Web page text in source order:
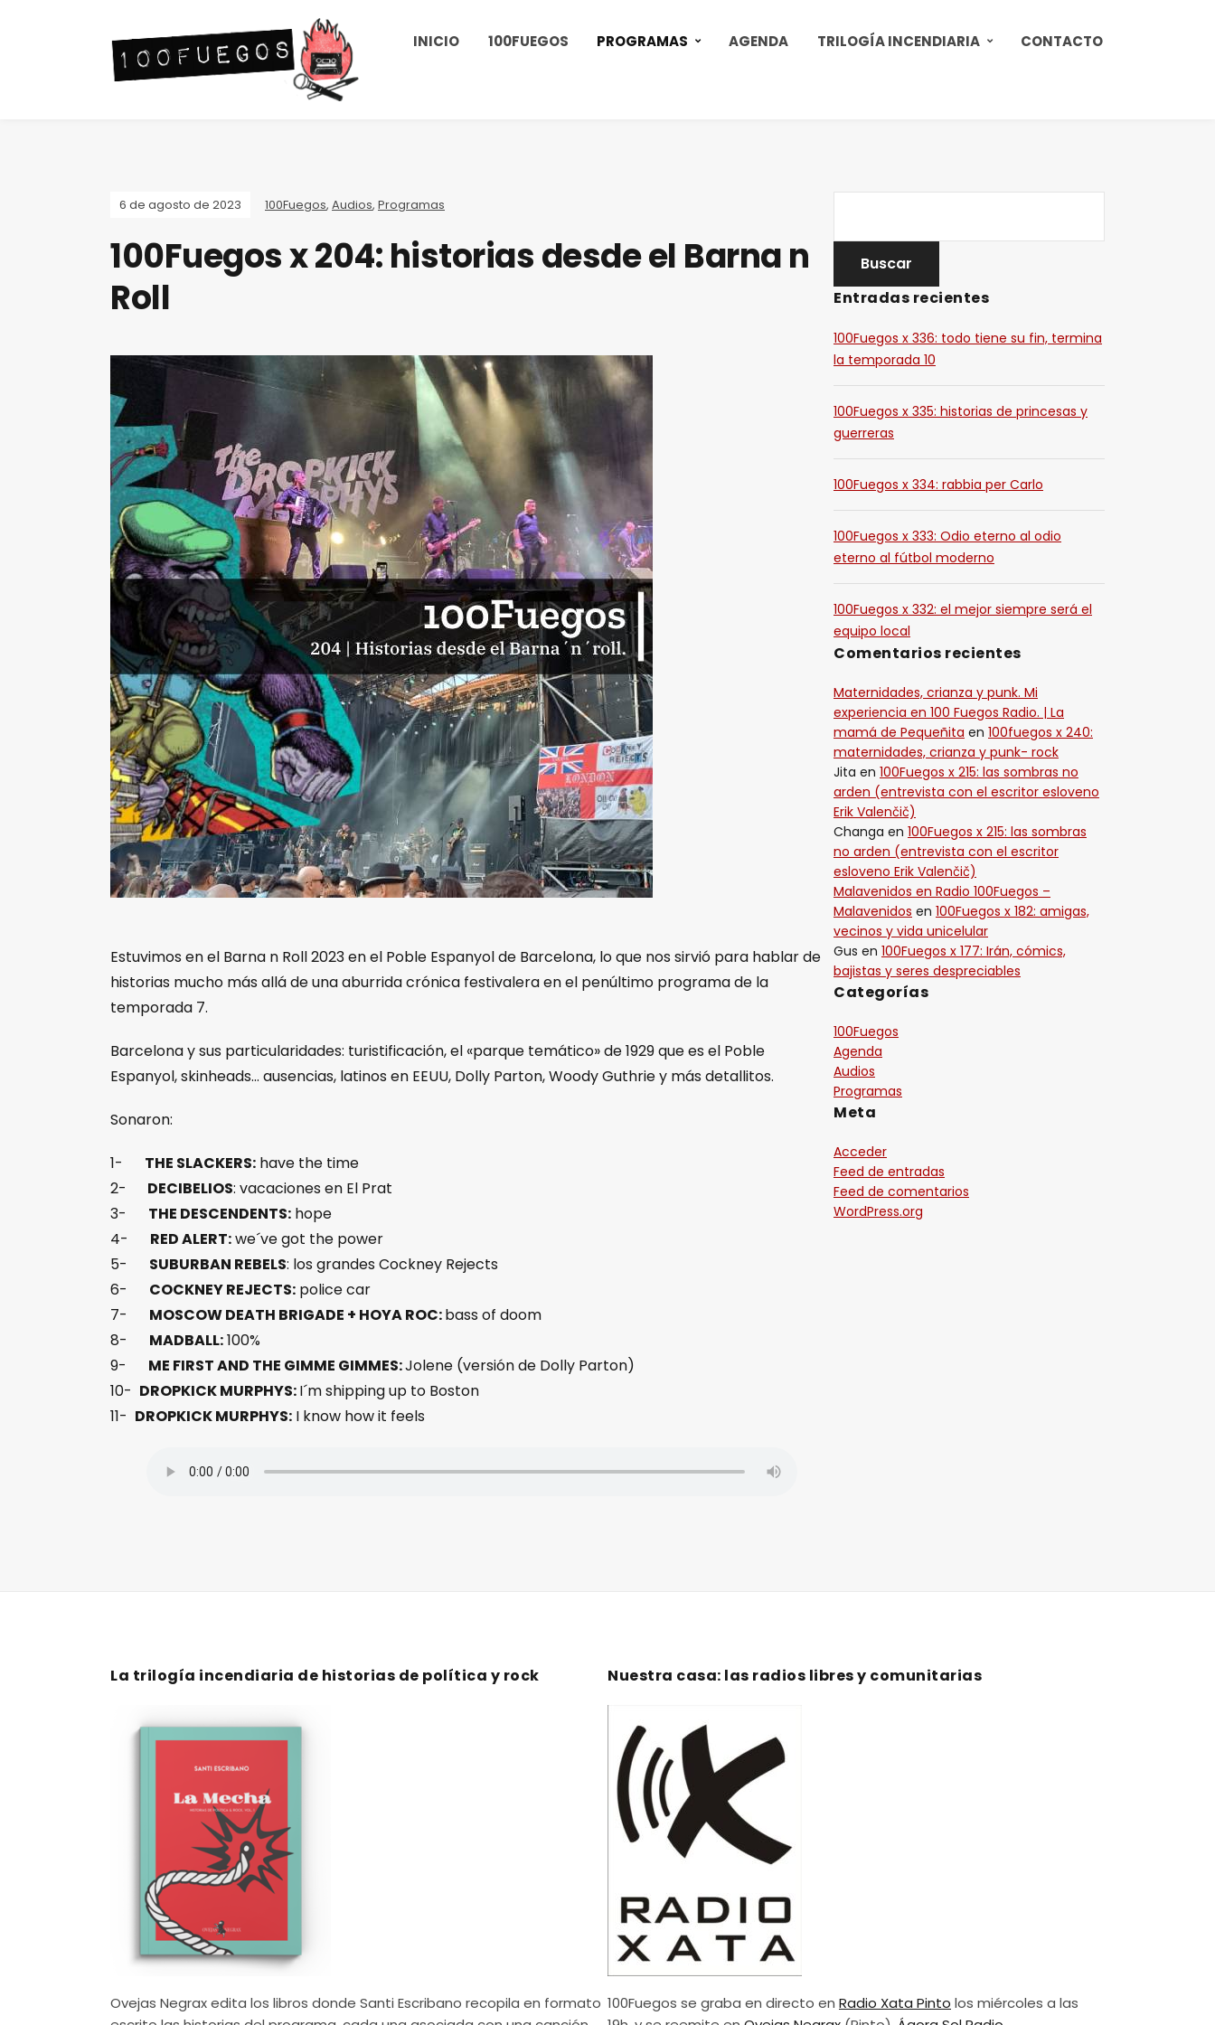
INICIO 100FUEGOS PROGRAMAS AGENDA TRILOGÍA INCENDIARIA CONTACTO
6 de agosto de 2023 100Fuegos, Audios, Programas
100Fuegos x 204: historias desde el Barna n
Roll
Estuvimos en el Barna n Roll 2023 en el Poble Espanyol de Barcelona, lo que nos sirvió para hablar de
historias mucho más allá de una aburrida crónica festivalera en el penúltimo programa de la
temporada 7.
Barcelona y sus particularidades: turistificación, el «parque temático» de 1929 que es el Poble
Espanyol, skinheads… ausencias, latinos en EEUU, Dolly Parton, Woody Guthrie y más detallitos.
Sonaron:
1- THE SLACKERS: have the time
2-
DECIBELIOS: vacaciones en El Prat
3- THE DESCENDENTS: hope
4- RED ALERT:we´ve got the power
5- SUBURBAN REBELS: los grandes Cockney Rejects
6- COCKNEY REJECTS: police car
7- MOSCOW DEATH BRIGADE + HOYA ROC:bass of doom
8- MADBALL:100%
9- ME FIRST AND THE GIMME GIMMES:Jolene (versión de Dolly Parton)
10- DROPKICK MURPHYS:I´m shipping up to Boston
11- DROPKICK MURPHYS: I know how it feels
Entradas recientes
100Fuegos x 336: todo tiene su fin, termina
la temporada 10
100Fuegos x 335: historias de princesas y
guerreras
100Fuegos x 334: rabbia per Carlo
100Fuegos x 333: Odio eterno al odio
eterno al fútbol moderno
100Fuegos x 332: el mejor siempre será el
equipo local
Comentarios recientes
Maternidades, crianza y punk. Mi
experiencia en 100 Fuegos Radio. | La
mamá de Pequeñita en 100fuegos x 240:
maternidades, crianza y punk- rock
Jita en 100Fuegos x 215: las sombras no
arden (entrevista con el escritor esloveno
Erik Valenčič)
Changa en 100Fuegos x 215: las sombras
no arden (entrevista con el escritor
esloveno Erik Valenčič)
Malavenidos en Radio 100Fuegos –
Malavenidos en 100Fuegos x 182: amigas,
vecinos y vida unicelular
Gus en 100Fuegos x 177: Irán, cómics,
bajistas y seres despreciables
Categorías
100Fuegos
Agenda
Audios
Programas
Meta
Acceder
Feed de entradas
Feed de comentarios
WordPress.org
La trilogía incendiaria de historias de política y rock
Ovejas Negrax edita los libros donde Santi Escribano recopila en formato
Nuestra casa: las radios libres y comunitarias
100Fuegos se graba en directo en Radio Xata Pinto los miércoles a las